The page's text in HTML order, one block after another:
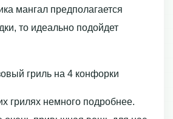
мангал предполагается
то идеально подойдет
гриль на 4 конфорки
грилях немного подробнее.